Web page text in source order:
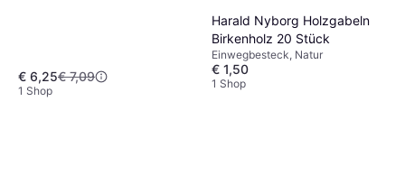
€ 6,25€ 7,09
1 Shop
Harald Nyborg Holzgabeln
Birkenholz 20 Stück
Einwegbesteck, Natur
€ 1,50
1 Shop